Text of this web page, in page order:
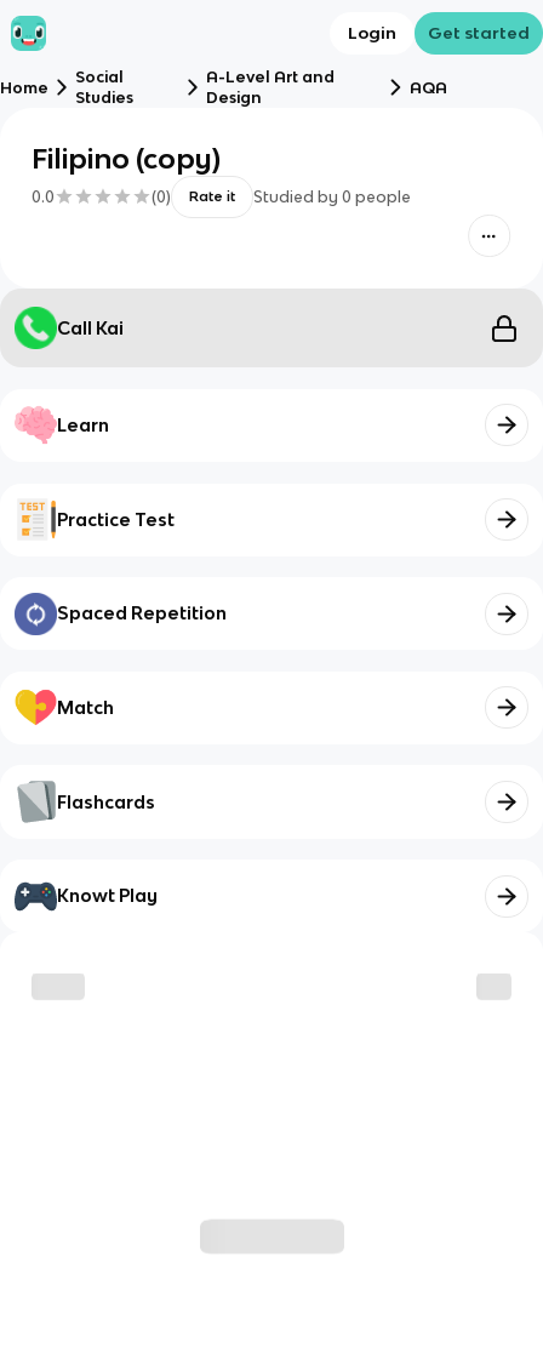
Login Get started
Home
Social
Studies
A-Level Art and
Design
AQA
Filipino (copy)
0.0 (0) Rate it Studied by 0 people
Call Kai
Learn
Practice Test
Spaced Repetition
Match
Flashcards
Knowt Play